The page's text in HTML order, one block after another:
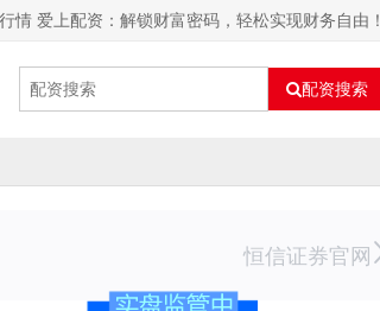
情 爱上配资：解锁财富密码，轻松实现财务自由！
配资搜索
恒信证券官网